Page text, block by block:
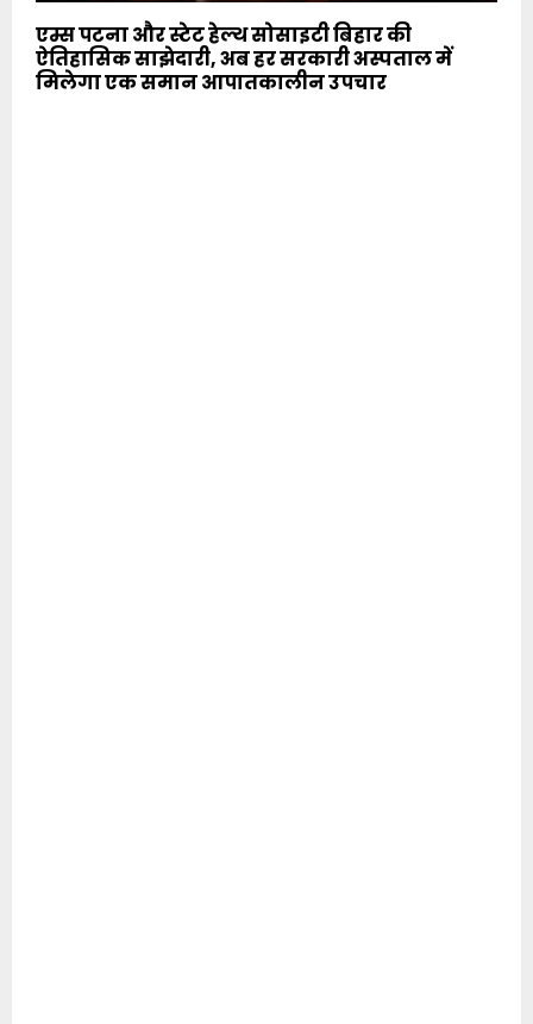
एम्स पटना और स्टेट हेल्थ सोसाइटी बिहार की
ऐतिहासिक साझेदारी, अब हर सरकारी अस्पताल में
मिलेगा एक समान आपातकालीन उपचार